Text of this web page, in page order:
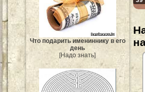
Что подарить имениннику в его
день
[Надо знать]